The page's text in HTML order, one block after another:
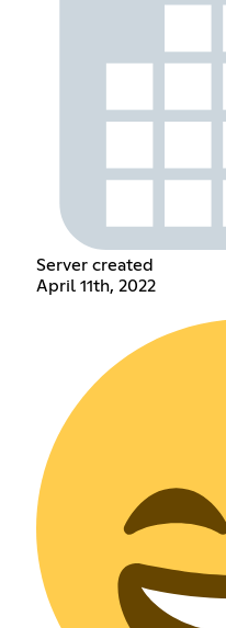
Server created
April 11th, 2022